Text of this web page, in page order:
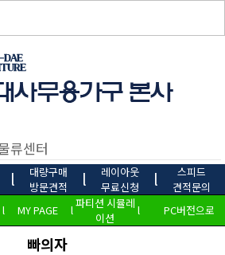
l
대량구매
방문견적
l
레이아웃
무료신청
l
스피드
견적문의
l MY PAGE l파티션 시뮬레
이션
l PC버전으로
빠의자